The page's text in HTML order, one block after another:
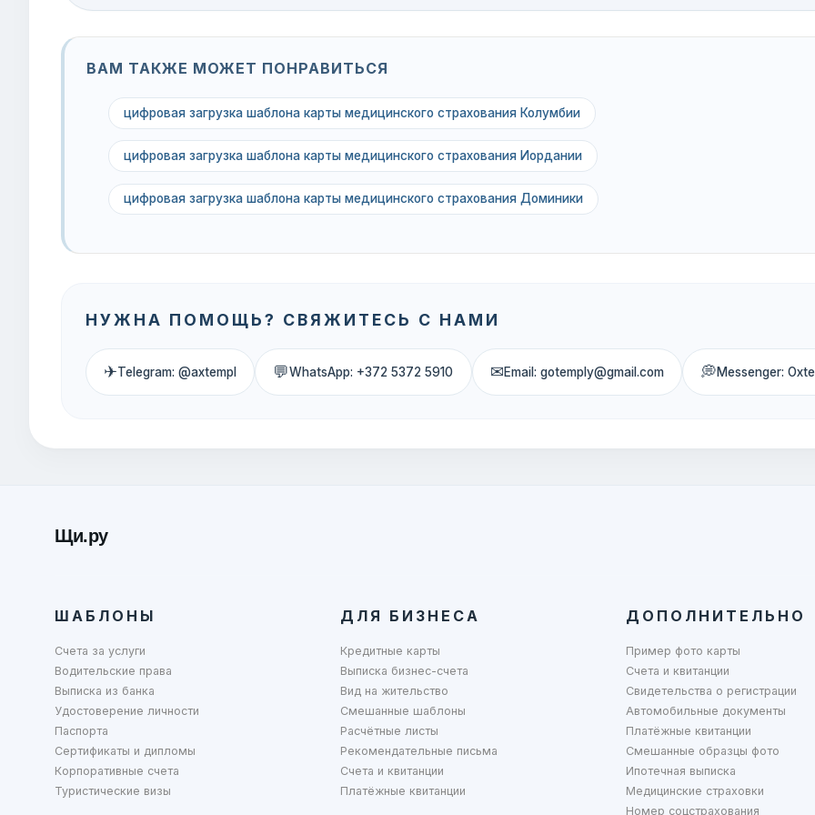
ВАМ ТАКЖЕ МОЖЕТ ПОНРАВИТЬСЯ
цифровая загрузка шаблона карты медицинского страхования Колумбии
цифровая загрузка шаблона карты медицинского страхования Иордании
цифровая загрузка шаблона карты медицинского страхования Доминики
НУЖНА ПОМОЩЬ? СВЯЖИТЕСЬ С НАМИ
✈Telegram: @axtempl 💬WhatsApp: +372 5372 5910 ✉Email: gotemply@gmail.com 💭Messenger:
Щи.ру
ШАБЛОНЫ
Счета за услуги
Водительские права
Выписка из банка
Удостоверение личности
Паспорта
Сертификаты и дипломы
Корпоративные счета
Туристические визы
ДЛЯ БИЗНЕСА
Кредитные карты
Выписка бизнес-счета
Вид на жительство
Смешанные шаблоны
Расчётные листы
Рекомендательные письма
Счета и квитанции
Платёжные квитанции
ДОПОЛНИТЕЛЬНО
Пример фото карты
Счета и квитанции
Свидетельства о регистрации
Автомобильные документы
Платёжные квитанции
Смешанные образцы фото
Ипотечная выписка
Медицинские страховки
Номер соцстрахования